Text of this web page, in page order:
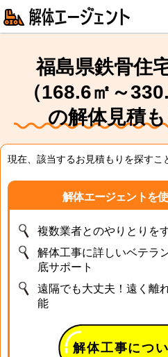
福島県鉄骨住
（168.6㎡～
の解体見積
現在、該当するお見積もりを探すこ
解体エージェントを
複数業者とのやりとりを
解体工事に詳しいベテラ
底サポート
遠隔でも大丈夫！遠く離
能
解体工事につ